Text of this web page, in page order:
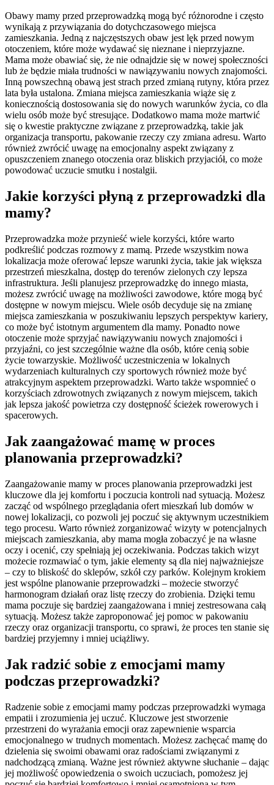
Obawy mamy przed przeprowadzką mogą być różnorodne i często
wynikają z przywiązania do dotychczasowego miejsca
zamieszkania. Jedną z najczęstszych obaw jest lęk przed nowym
otoczeniem, które może wydawać się nieznane i nieprzyjazne.
Mama może obawiać się, że nie odnajdzie się w nowej społeczności
lub że będzie miała trudności w nawiązywaniu nowych znajomości.
Inną powszechną obawą jest strach przed zmianą rutyny, która przez
lata była ustalona. Zmiana miejsca zamieszkania wiąże się z
koniecznością dostosowania się do nowych warunków życia, co dla
wielu osób może być stresujące. Dodatkowo mama może martwić
się o kwestie praktyczne związane z przeprowadzką, takie jak
organizacja transportu, pakowanie rzeczy czy zmiana adresu. Warto
również zwrócić uwagę na emocjonalny aspekt związany z
opuszczeniem znanego otoczenia oraz bliskich przyjaciół, co może
powodować uczucie smutku i nostalgii.
Jakie korzyści płyną z przeprowadzki dla
mamy?
Przeprowadzka może przynieść wiele korzyści, które warto
podkreślić podczas rozmowy z mamą. Przede wszystkim nowa
lokalizacja może oferować lepsze warunki życia, takie jak większa
przestrzeń mieszkalna, dostęp do terenów zielonych czy lepsza
infrastruktura. Jeśli planujesz przeprowadzkę do innego miasta,
możesz zwrócić uwagę na możliwości zawodowe, które mogą być
dostępne w nowym miejscu. Wiele osób decyduje się na zmianę
miejsca zamieszkania w poszukiwaniu lepszych perspektyw kariery,
co może być istotnym argumentem dla mamy. Ponadto nowe
otoczenie może sprzyjać nawiązywaniu nowych znajomości i
przyjaźni, co jest szczególnie ważne dla osób, które cenią sobie
życie towarzyskie. Możliwość uczestniczenia w lokalnych
wydarzeniach kulturalnych czy sportowych również może być
atrakcyjnym aspektem przeprowadzki. Warto także wspomnieć o
korzyściach zdrowotnych związanych z nowym miejscem, takich
jak lepsza jakość powietrza czy dostępność ścieżek rowerowych i
spacerowych.
Jak zaangażować mamę w proces
planowania przeprowadzki?
Zaangażowanie mamy w proces planowania przeprowadzki jest
kluczowe dla jej komfortu i poczucia kontroli nad sytuacją. Możesz
zacząć od wspólnego przeglądania ofert mieszkań lub domów w
nowej lokalizacji, co pozwoli jej poczuć się aktywnym uczestnikiem
tego procesu. Warto również zorganizować wizyty w potencjalnych
miejscach zamieszkania, aby mama mogła zobaczyć je na własne
oczy i ocenić, czy spełniają jej oczekiwania. Podczas takich wizyt
możecie rozmawiać o tym, jakie elementy są dla niej najważniejsze
– czy to bliskość do sklepów, szkół czy parków. Kolejnym krokiem
jest wspólne planowanie przeprowadzki – możecie stworzyć
harmonogram działań oraz listę rzeczy do zrobienia. Dzięki temu
mama poczuje się bardziej zaangażowana i mniej zestresowana całą
sytuacją. Możesz także zaproponować jej pomoc w pakowaniu
rzeczy oraz organizacji transportu, co sprawi, że proces ten stanie się
bardziej przyjemny i mniej uciążliwy.
Jak radzić sobie z emocjami mamy
podczas przeprowadzki?
Radzenie sobie z emocjami mamy podczas przeprowadzki wymaga
empatii i zrozumienia jej uczuć. Kluczowe jest stworzenie
przestrzeni do wyrażania emocji oraz zapewnienie wsparcia
emocjonalnego w trudnych momentach. Możesz zachęcać mamę do
dzielenia się swoimi obawami oraz radościami związanymi z
nadchodzącą zmianą. Ważne jest również aktywne słuchanie – dając
jej możliwość opowiedzenia o swoich uczuciach, pomożesz jej